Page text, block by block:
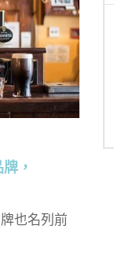
，
也名列前